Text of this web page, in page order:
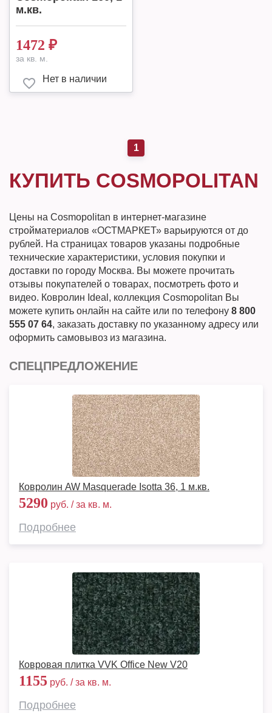
м.кв.
1472 ₽
за кв. м.
Нет в наличии
1
КУПИТЬ COSMOPOLITAN
Цены на Cosmopolitan в интернет-магазине
стройматериалов «ОСТМАРКЕТ» варьируются от до
рублей. На страницах товаров указаны подробные
технические характеристики, условия покупки и
доставки по городу Москва. Вы можете прочитать
отзывы покупателей о товарах, посмотреть фото и
видео. Ковролин Ideal, коллекция Cosmopolitan Вы
можете купить онлайн на сайте или по телефону 8 800
555 07 64, заказать доставку по указанному адресу или
оформить самовывоз из магазина.
СПЕЦПРЕДЛОЖЕНИЕ
Ковролин AW Masquerade Isotta 36, 1 м.кв.
5290 руб. / за кв. м.
Подробнее
Ковровая плитка VVK Office New V20
1155 руб. / за кв. м.
Подробнее